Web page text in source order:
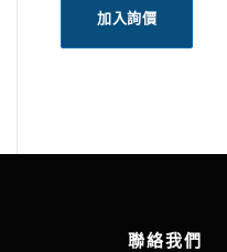
加入詢價
聯絡我們